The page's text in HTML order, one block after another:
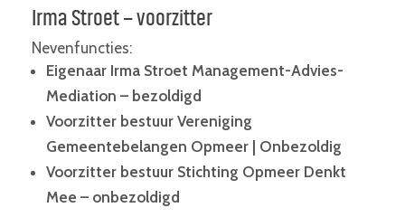
Irma Stroet – voorzitter
Nevenfuncties:
Eigenaar Irma Stroet Management-Advies-
Mediation – bezoldigd
Voorzitter bestuur Vereniging
Gemeentebelangen Opmeer | Onbezoldig
Voorzitter bestuur Stichting Opmeer Denkt
Mee – onbezoldigd